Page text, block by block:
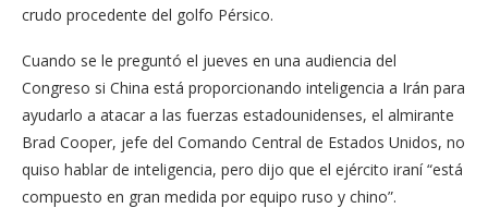
crudo procedente del golfo Pérsico.
Cuando se le preguntó el jueves en una audiencia del
Congreso si China está proporcionando inteligencia a Irán para
ayudarlo a atacar a las fuerzas estadounidenses, el almirante
Brad Cooper, jefe del Comando Central de Estados Unidos, no
quiso hablar de inteligencia, pero dijo que el ejército iraní “está
compuesto en gran medida por equipo ruso y chino”.